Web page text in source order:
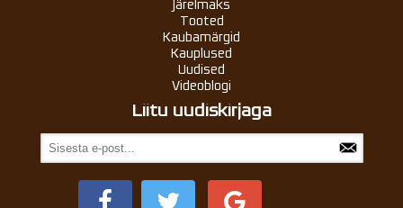
Järelmaks
Tooted
Kaubamärgid
Kauplused
Uudised
Videoblogi
Liitu uudiskirjaga